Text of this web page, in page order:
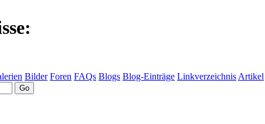
Bilder Foren FAQs Blogs Blog-Einträge Linkverzeichnis Artikel